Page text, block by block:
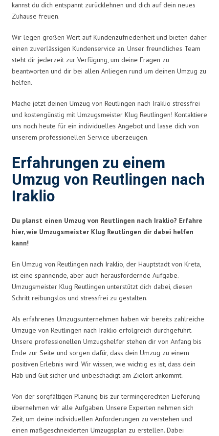
kannst du dich entspannt zurücklehnen und dich auf dein neues
Zuhause freuen.
Wir legen großen Wert auf Kundenzufriedenheit und bieten daher
einen zuverlässigen Kundenservice an. Unser freundliches Team
steht dir jederzeit zur Verfügung, um deine Fragen zu
beantworten und dir bei allen Anliegen rund um deinen Umzug zu
helfen.
Mache jetzt deinen Umzug von Reutlingen nach Iraklio stressfrei
und kostengünstig mit Umzugsmeister Klug Reutlingen! Kontaktiere
uns noch heute für ein individuelles Angebot und lasse dich von
unserem professionellen Service überzeugen.
Erfahrungen zu einem
Umzug von Reutlingen nach
Iraklio
Du planst einen Umzug von Reutlingen nach Iraklio? Erfahre
hier, wie Umzugsmeister Klug Reutlingen dir dabei helfen
kann!
Ein Umzug von Reutlingen nach Iraklio, der Hauptstadt von Kreta,
ist eine spannende, aber auch herausfordernde Aufgabe.
Umzugsmeister Klug Reutlingen unterstützt dich dabei, diesen
Schritt reibungslos und stressfrei zu gestalten.
Als erfahrenes Umzugsunternehmen haben wir bereits zahlreiche
Umzüge von Reutlingen nach Iraklio erfolgreich durchgeführt.
Unsere professionellen Umzugshelfer stehen dir von Anfang bis
Ende zur Seite und sorgen dafür, dass dein Umzug zu einem
positiven Erlebnis wird. Wir wissen, wie wichtig es ist, dass dein
Hab und Gut sicher und unbeschädigt am Zielort ankommt.
Von der sorgfältigen Planung bis zur termingerechten Lieferung
übernehmen wir alle Aufgaben. Unsere Experten nehmen sich
Zeit, um deine individuellen Anforderungen zu verstehen und
einen maßgeschneiderten Umzugsplan zu erstellen. Dabei